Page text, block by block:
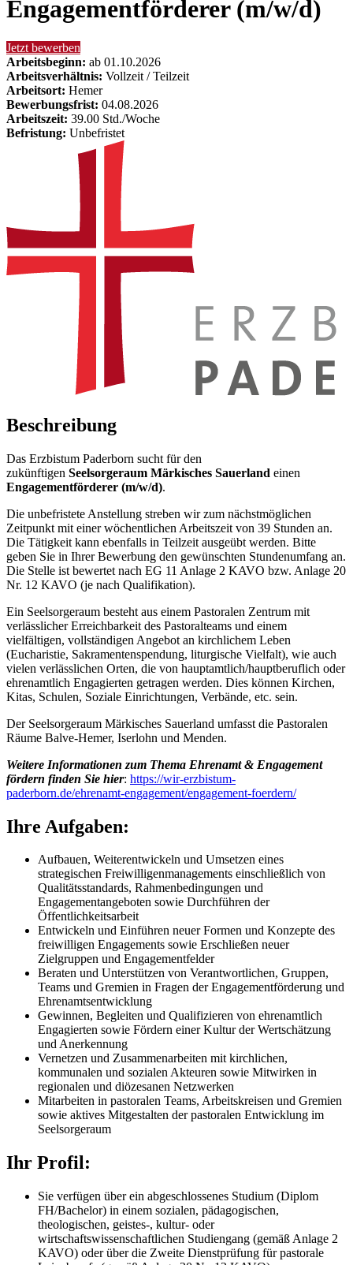
Engagementförderer (m/w/d)
Jetzt bewerben
Arbeitsbeginn: ab 01.10.2026
Arbeitsverhältnis: Vollzeit / Teilzeit
Arbeitsort: Hemer
Bewerbungsfrist: 04.08.2026
Arbeitszeit: 39.00 Std./Woche
Befristung: Unbefristet
Beschreibung
Das Erzbistum Paderborn sucht für den
zukünftigen Seelsorgeraum Märkisches Sauerland einen
Engagementförderer (m/w/d).
Die unbefristete Anstellung streben wir zum nächstmöglichen
Zeitpunkt mit einer wöchentlichen Arbeitszeit von 39 Stunden an.
Die Tätigkeit kann ebenfalls in Teilzeit ausgeübt werden. Bitte
geben Sie in Ihrer Bewerbung den gewünschten Stundenumfang an.
Die Stelle ist bewertet nach EG 11 Anlage 2 KAVO bzw. Anlage 20
Nr. 12 KAVO (je nach Qualifikation).
Ein Seelsorgeraum besteht aus einem Pastoralen Zentrum mit
verlässlicher Erreichbarkeit des Pastoralteams und einem
vielfältigen, vollständigen Angebot an kirchlichem Leben
(Eucharistie, Sakramentenspendung, liturgische Vielfalt), wie auch
vielen verlässlichen Orten, die von hauptamtlich/hauptberuflich oder
ehrenamtlich Engagierten getragen werden. Dies können Kirchen,
Kitas, Schulen, Soziale Einrichtungen, Verbände, etc. sein.
Der Seelsorgeraum Märkisches Sauerland umfasst die Pastoralen
Räume Balve-Hemer, Iserlohn und Menden.
Weitere Informationen zum Thema Ehrenamt & Engagement
fördern finden Sie hier: https://wir-erzbistum-
paderborn.de/ehrenamt-engagement/engagement-foerdern/
Ihre Aufgaben:
Aufbauen, Weiterentwickeln und Umsetzen eines
strategischen Freiwilligenmanagements einschließlich von
Qualitätsstandards, Rahmenbedingungen und
Engagementangeboten sowie Durchführen der
Öffentlichkeitsarbeit
Entwickeln und Einführen neuer Formen und Konzepte des
freiwilligen Engagements sowie Erschließen neuer
Zielgruppen und Engagementfelder
Beraten und Unterstützen von Verantwortlichen, Gruppen,
Teams und Gremien in Fragen der Engagementförderung und
Ehrenamtsentwicklung
Gewinnen, Begleiten und Qualifizieren von ehrenamtlich
Engagierten sowie Fördern einer Kultur der Wertschätzung
und Anerkennung
Vernetzen und Zusammenarbeiten mit kirchlichen,
kommunalen und sozialen Akteuren sowie Mitwirken in
regionalen und diözesanen Netzwerken
Mitarbeiten in pastoralen Teams, Arbeitskreisen und Gremien
sowie aktives Mitgestalten der pastoralen Entwicklung im
Seelsorgeraum
Ihr Profil:
Sie verfügen über ein abgeschlossenes Studium (Diplom
FH/Bachelor) in einem sozialen, pädagogischen,
theologischen, geistes-, kultur- oder
wirtschaftswissenschaftlichen Studiengang (gemäß Anlage 2
KAVO) oder über die Zweite Dienstprüfung für pastorale